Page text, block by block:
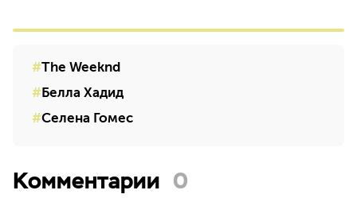
The Weeknd
Белла Хадид
Селена Гомес
Комментарии 0